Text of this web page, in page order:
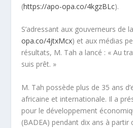
(https://apo-opa.co/4kgzBLc).
S’adressant aux gouverneurs de
opa.co/4jtxMcx) et aux médias
résultats, M. Tah a lancé : « Au
suis prêt. »
M. Tah possède plus de 35 ans
africaine et internationale. Il a
pour le développement
(BADEA) pendant dix ans à partir